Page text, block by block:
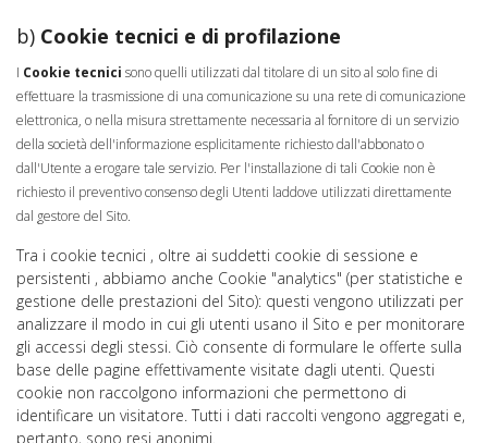
b) Cookie tecnici e di profilazione
I Cookie tecnici sono quelli utilizzati dal titolare di un sito al solo fine di
effettuare la trasmissione di una comunicazione su una rete di comunicazione
elettronica, o nella misura strettamente necessaria al fornitore di un servizio
della società dell'informazione esplicitamente richiesto dall'abbonato o
dall'Utente a erogare tale servizio. Per l'installazione di tali Cookie non è
richiesto il preventivo consenso degli Utenti laddove utilizzati direttamente
dal gestore del Sito.
Tra i cookie tecnici , oltre ai suddetti cookie di sessione e
persistenti , abbiamo anche Cookie "analytics" (per statistiche e
gestione delle prestazioni del Sito): questi vengono utilizzati per
analizzare il modo in cui gli utenti usano il Sito e per monitorare
gli accessi degli stessi. Ciò consente di formulare le offerte sulla
base delle pagine effettivamente visitate dagli utenti. Questi
cookie non raccolgono informazioni che permettono di
identificare un visitatore. Tutti i dati raccolti vengono aggregati e,
pertanto, sono resi anonimi.